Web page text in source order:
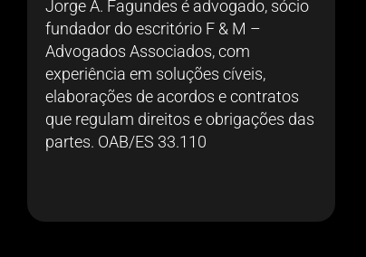
Jorge A. Fagundes é advogado, sócio
fundador do escritório F & M –
Advogados Associados, com
experiência em soluções cíveis,
elaborações de acordos e contratos
que regulam direitos e obrigações das
partes. OAB/ES 33.110